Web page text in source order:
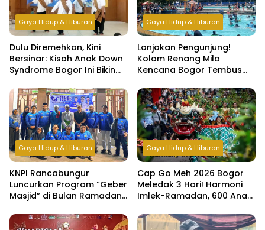
Gaya Hidup & Hiburan
Dulu Diremehkan, Kini
Bersinar: Kisah Anak Down
Syndrome Bogor Ini Bikin
Gaya Hidup & Hiburan
Lonjakan Pengunjung!
Kolam Renang Mila
Kencana Bogor Tembus
Lebaran
Gaya Hidup & Hiburan
KNPI Rancabungur
Luncurkan Program “Geber
Masjid” di Bulan Ramadan,
Kebersamaan Pemuda
Gaya Hidup & Hiburan
Cap Go Meh 2026 Bogor
Meledak 3 Hari! Harmoni
Imlek-Ramadan, 600 Anak